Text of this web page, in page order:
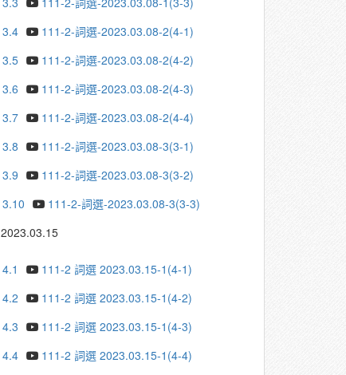
3.4
111-2-詞選-2023.03.08-2(4-1)
3.5
111-2-詞選-2023.03.08-2(4-2)
3.6
111-2-詞選-2023.03.08-2(4-3)
3.7
111-2-詞選-2023.03.08-2(4-4)
3.8
111-2-詞選-2023.03.08-3(3-1)
3.9
111-2-詞選-2023.03.08-3(3-2)
3.10
111-2-詞選-2023.03.08-3(3-3)
2023.03.15
4.1
111-2 詞選 2023.03.15-1(4-1)
4.2
111-2 詞選 2023.03.15-1(4-2)
4.3
111-2 詞選 2023.03.15-1(4-3)
4.4
111-2 詞選 2023.03.15-1(4-4)